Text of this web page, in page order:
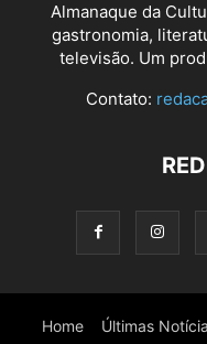
Almanaque da
gastronomia,
televisão. Um
Contato:
Home Últimas